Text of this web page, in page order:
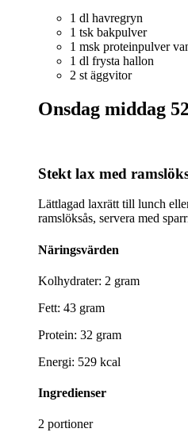
1 dl havregryn
1 tsk bakpulver
1 msk proteinpulver
1 dl frysta hallon
2 st äggvitor
Onsdag middag
Stekt lax med
Lättlagad laxrätt till lunch
ramslöksås, servera med
Näringsvärden
Kolhydrater: 2 gram
Fett: 43 gram
Protein: 32 gram
Energi: 529 kcal
Ingredienser
2 portioner